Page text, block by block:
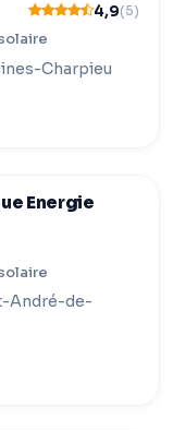
4,9(5)
Charpieu
Energie
André-de-